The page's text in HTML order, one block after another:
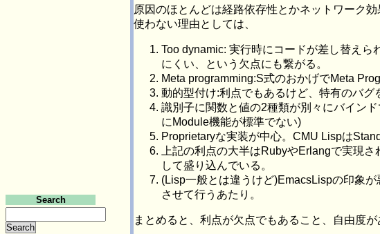
原因のほとんどは経路依存性とかネットワーク
使わない理由としては、
Too dynamic: 実行時にコードが差し替え
にくい、という欠点にも繋がる。
Meta programming:S式のおかげでMeta
動的型付け:利点でもあるけど、特有のバグ
識別子に関数と値の2種類が別々にバイン
にModule機能が標準でない)
Proprietaryな実装が中心。CMU Lispは
上記の利点の大半はRubyやErlangで実現
して盛り込んでいる。
(Lisp一般とは違うけど)EmacsLispの印象
させて行うあたり。
まとめると、利点が欠点でもあること、自由度
Search